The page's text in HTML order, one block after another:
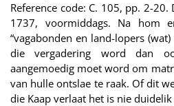
Reference code: C. 105, pp. 2-
1737, voormiddags. Na hom
“vagabonden en land-lopers
die vergadering word dan
aangemoedig moet word om
van hulle ontslae te raak. Of dit
die Kaap verlaat het is nie duidelik